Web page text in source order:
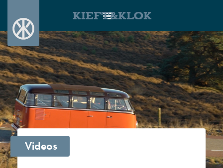
KIEFT&KLOK
Videos